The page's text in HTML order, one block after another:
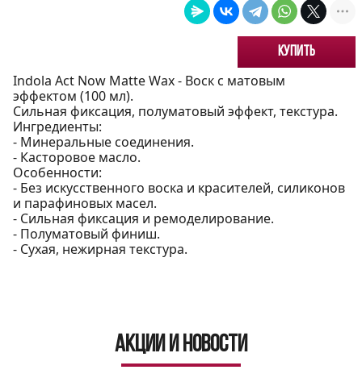
Купить
Indola Act Now Matte Wax - Воск с матовым
эффектом (100 мл).
Сильная фиксация, полуматовый эффект, текстура.
Ингредиенты:
- Минеральные соединения.
- Касторовое масло.
Особенности:
- Без искусственного воска и красителей, силиконов
и парафиновых масел.
- Сильная фиксация и ремоделирование.
- Полуматовый финиш.
- Сухая, нежирная текстура.
Акции и новости